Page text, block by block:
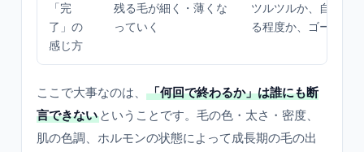
「完
了」の
感じ方
残る毛が細く・薄くな
っていく
ツルツルか、自己処
る程度か、ゴールを
ここで大事なのは、
「何回で終わるか」は誰にも断
言できない ということです。毛の色・太さ・密度、
肌の色調、ホルモンの状態によって成長期の毛の出